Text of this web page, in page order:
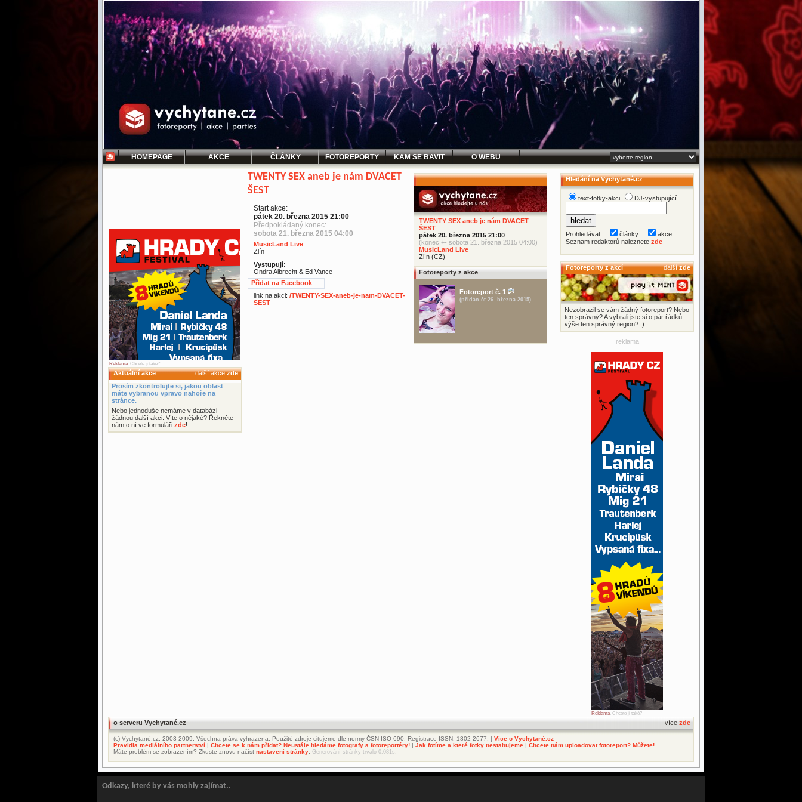
HOMEPAGE AKCE ČLÁNKY FOTOREPORTY KAM SE BAVIT O WEBU
Reklama. Chcete ji také?
Aktuální akce další akcezde
Prosím zkontrolujte si, jakou oblast
máte vybranou vpravo nahoře na
stránce.
Nebo jednoduše nemáme v databázi
žádnou další akci. Víte o nějaké? Řekněte
nám o ní ve formuláři zde!
TWENTY SEX aneb je nám DVACET
ŠEST
pátek 20. března 2015 21:00
(konec +- sobota 21. března 2015 04:00)
MusicLand Live
Zlín (CZ)
Fotoreporty z akce
Fotoreport č. 1
(přidán čt 26. března 2015)
TWENTY SEX aneb je nám DVACET
ŠEST
Start akce:
pátek 20. března 2015 21:00
Předpokládaný konec:
sobota 21. března 2015 04:00
MusicLand Live
Zlín
Vystupují:
Ondra Albrecht & Ed Vance
Přidat na Facebook
link na akci: /TWENTY-SEX-aneb-je-nam-DVACET-
SEST
Hledání na Vychytané.cz
text-fotky-akci DJ-vystupující
Prohledávat: články
akce
Seznam redaktorů naleznete zde
Fotoreporty z akcí dalšízde
Nezobrazil se vám žádný fotoreport? Nebo
ten správný? A vybrali jste si o pár řádků
výše ten správný region? ;)
reklama
Reklama. Chcete ji také?
o serveru Vychytané.cz více zde
(c) Vychytané.cz, 2003-2009. Všechna práva vyhrazena. Použité zdroje citujeme dle normy ČSN ISO 690. Registrace ISSN: 1802-2677. | Více o Vychytané.cz
Pravidla mediálního partnerství | Chcete se k nám přidat? Neustále hledáme fotografy a fotoreportéry! | Jak fotíme a které fotky nestahujeme | Chcete nám uploadovat fotoreport? Můžete!
Máte problém se zobrazením? Zkuste znovu načíst nastavení stránky Generování stránky trvalo 0.081s.
Odkazy, které by vás mohly zajímat..